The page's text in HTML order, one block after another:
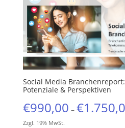
Social Media
Potenziale & Perspektiven
€990,00 – €
Zzgl. 19% MwSt.